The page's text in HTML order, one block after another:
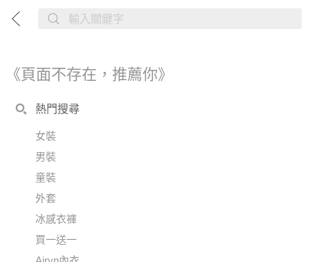
《頁面不存在，推薦你》
熱門搜尋
女裝
男裝
童裝
外套
冰感衣褲
買一送一